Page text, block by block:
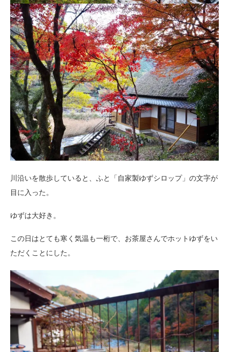
川沿いを散歩していると、ふと「自家製ゆずシロップ」の文字が
目に入った。
ゆずは大好き。
この日はとても寒く気温も一桁で、お茶屋さんでホットゆずをい
ただくことにした。